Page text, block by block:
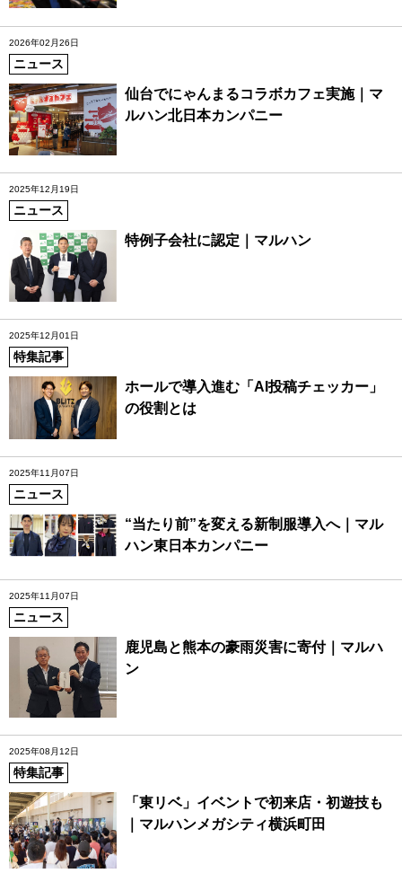
2026年02月26日
ニュース
仙台でにゃんまるコラボカフェ実施｜マ
ルハン北日本カンパニー
2025年12月19日
ニュース
特例子会社に認定｜マルハン
2025年12月01日
特集記事
ホールで導入進む「AI投稿チェッカー」
の役割とは
2025年11月07日
ニュース
“当たり前”を変える新制服導入へ｜マル
ハン東日本カンパニー
2025年11月07日
ニュース
鹿児島と熊本の豪雨災害に寄付｜マルハ
ン
2025年08月12日
特集記事
「東リベ」イベントで初来店・初遊技も
｜マルハンメガシティ横浜町田